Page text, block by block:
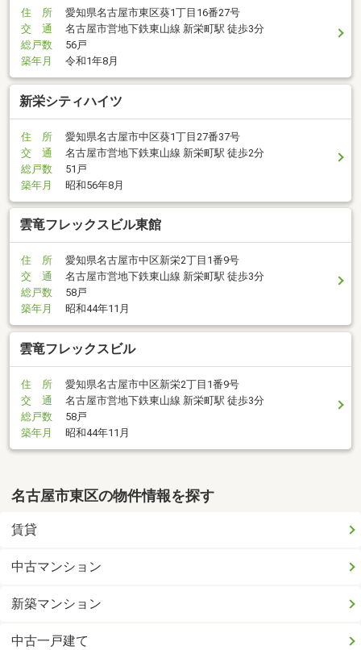
住 所
愛知県名古屋市東区葵1丁目16番27号
交 通
名古屋市営地下鉄東山線 新栄町駅 徒歩3分
総戸数
56戸
築年月
令和1年8月
新栄シティハイツ
住 所
愛知県名古屋市中区葵1丁目27番37号
交 通
名古屋市営地下鉄東山線 新栄町駅 徒歩2分
総戸数
51戸
築年月
昭和56年8月
雲竜フレックスビル東館
住 所
愛知県名古屋市中区新栄2丁目1番9号
交 通
名古屋市営地下鉄東山線 新栄町駅 徒歩3分
総戸数
58戸
築年月
昭和44年11月
雲竜フレックスビル
住 所
愛知県名古屋市中区新栄2丁目1番9号
交 通
名古屋市営地下鉄東山線 新栄町駅 徒歩3分
総戸数
58戸
築年月
昭和44年11月
名古屋市東区の物件情報を探す
賃貸
中古マンション
新築マンション
中古一戸建て